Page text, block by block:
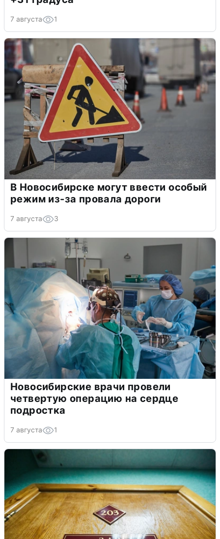
7 августа 1
В Новосибирске могут ввести особый
режим из-за провала дороги
7 августа 3
Новосибирские врачи провели
четвертую операцию на сердце
подростка
7 августа 1